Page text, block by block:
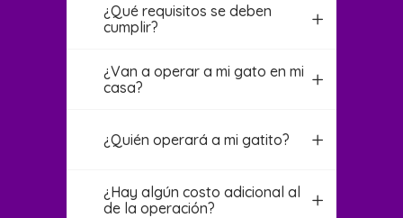
¿Qué requisitos se deben
cumplir?
¿Van a operar a mi gato en mi
casa?
¿Quién operará a mi gatito?
¿Hay algún costo adicional al
de la operación?